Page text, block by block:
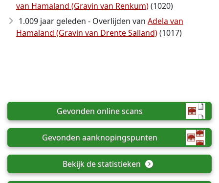
van Hamaland (Gravin van Renkum)(1020)
1.009 jaar geleden - Overlijden van Adela van
Hamaland (Gravin van Drente Salland)(1017)
Gevonden online scans
Gevonden aanknopingspunten
Bekijk de statistieken